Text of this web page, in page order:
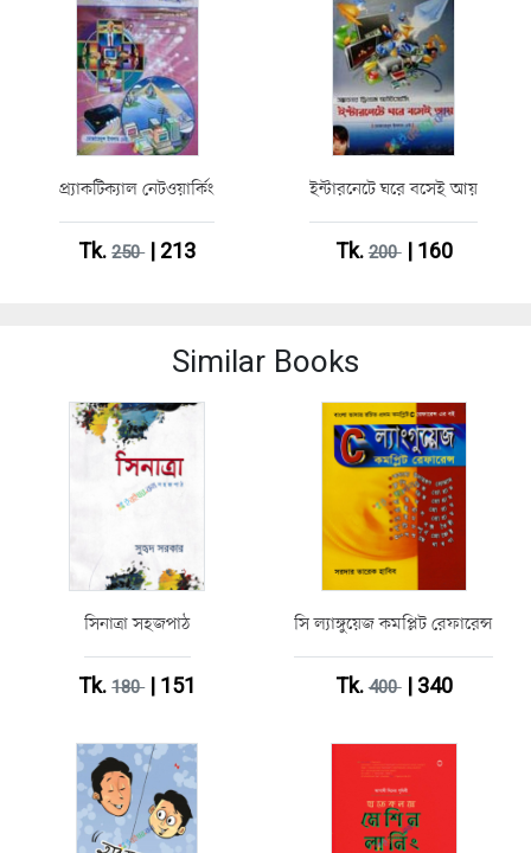
প্র্যাকটিক্যাল নেটওয়ার্কিং
Tk.250| 213
ইন্টারনেটে ঘরে বসেই আয়
Tk.200| 160
Similar Books
সিনাত্রা সহজপাঠ
Tk.180| 151
সি ল্যাঙ্গুয়েজ কমপ্লিট রেফারেন্স
Tk.400| 340